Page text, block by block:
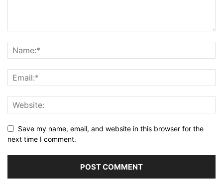
Save my name, email, and website in this browser for the
next time I comment.